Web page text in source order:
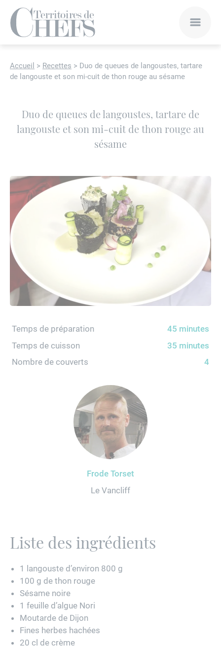
Accueil > Recettes > Duo de queues de langoustes, tartare
de langouste et son mi-cuit de thon rouge au sésame
Duo de queues de langoustes, tartare de
langouste et son mi-cuit de thon rouge au
sésame
Temps de préparation
45 minutes
Temps de cuisson
35 minutes
Nombre de couverts
4
Frode Torset
Le Vancliff
Liste des ingrédients
1 langouste d’environ 800 g
100 g de thon rouge
Sésame noire
1 feuille d’algue Nori
Moutarde de Dijon
Fines herbes hachées
20 cl de crème